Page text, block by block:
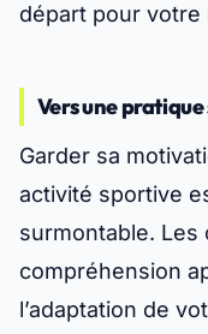
départ pour votre
Vers une
Garder sa
activité sportive
surmontable. Les
compréhension
l’adaptation de